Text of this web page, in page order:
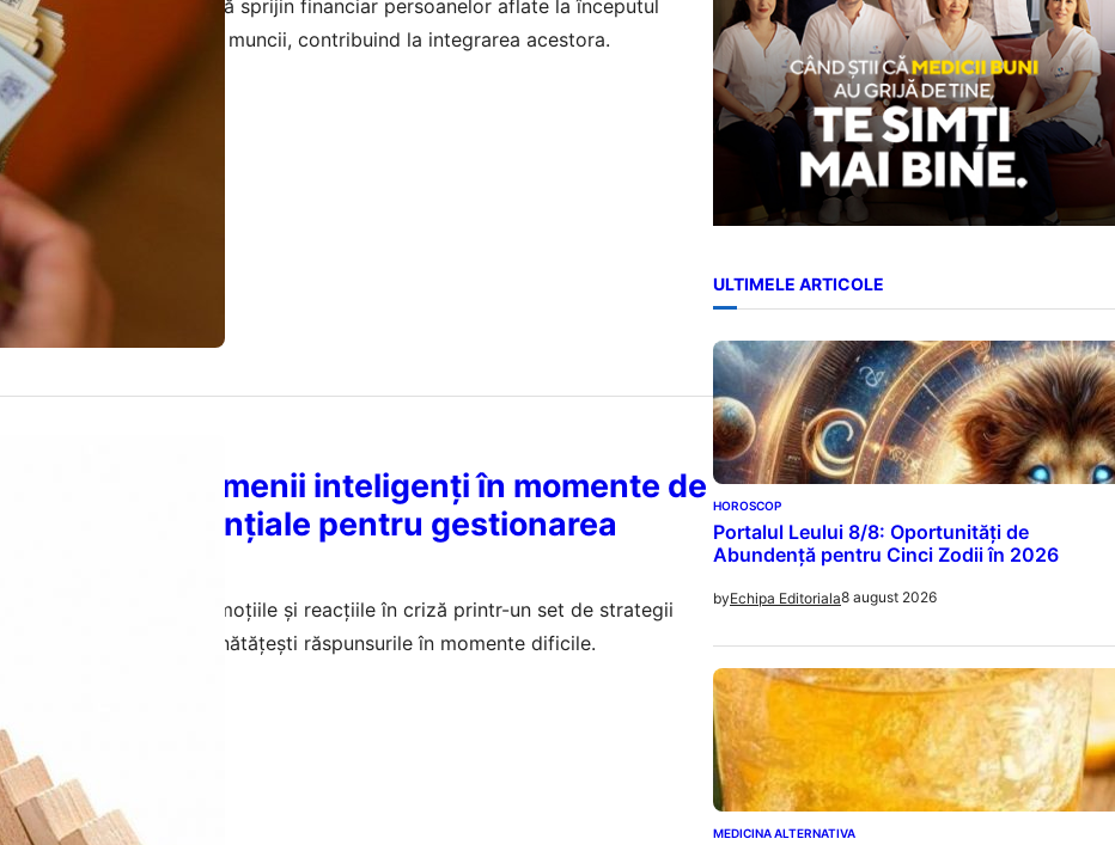
de inserție din 2026 oferă sprijin financiar persoanelor aflate la începutul
care revin pe piața muncii, contribuind la integrarea acestora.
21 aprilie 2026
oamenii inteligenți în momente de
strategii esențiale pentru gestionarea
își gestionează emoțiile și reacțiile în criză printr-un set de strategii
cum să-ți îmbunătățești răspunsurile în momente dificile.
ULTIMELE ARTICOLE
HOROSCOP
Portalul Leului 8/8: Oportunități de
Abundență pentru Cinci Zodii în 2026
byEchipa Editoriala8 august 2026
MEDICINA ALTERNATIVA